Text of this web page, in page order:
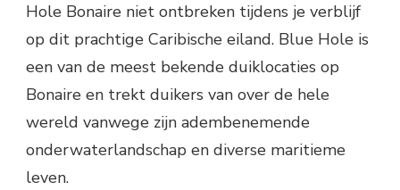
Hole Bonaire niet ontbreken tijdens je verblijf
op dit prachtige Caribische eiland. Blue Hole is
een van de meest bekende duiklocaties op
Bonaire en trekt duikers van over de hele
wereld vanwege zijn adembenemende
onderwaterlandschap en diverse maritieme
leven.